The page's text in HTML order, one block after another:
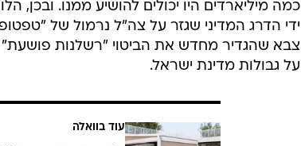
כמה מיליארדים היו יכולים להושיע ממנו.
ידי הדרג המדיני שגזר על צה"ל נרמול של
צבא שהגדיר מחדש את הביטוי "רשלנות
על גבולות מדינת ישראל.
עוד בוואלה